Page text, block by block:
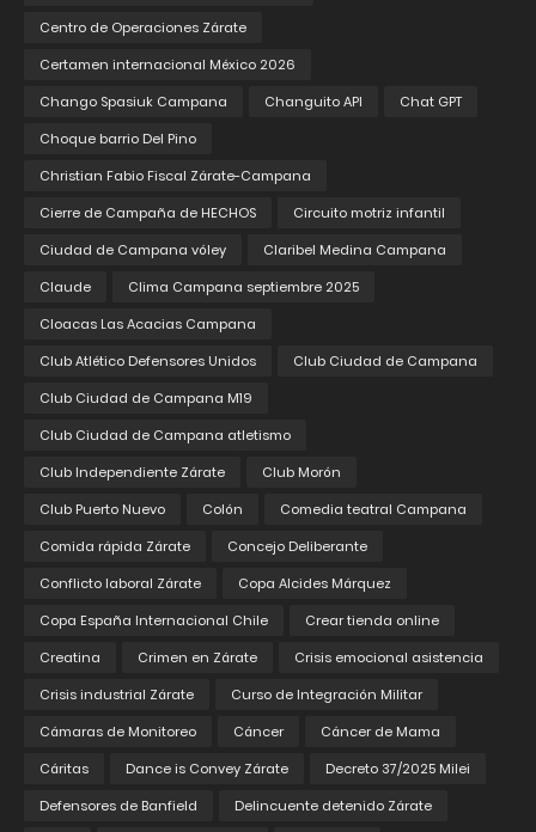
Centro de Operaciones Zárate
Certamen internacional México 2026
Chango Spasiuk Campana
Changuito API
Chat GPT
Choque barrio Del Pino
Christian Fabio Fiscal Zárate-Campana
Cierre de Campaña de HECHOS
Circuito motriz infantil
Ciudad de Campana vóley
Claribel Medina Campana
Claude
Clima Campana septiembre 2025
Cloacas Las Acacias Campana
Club Atlético Defensores Unidos
Club Ciudad de Campana
Club Ciudad de Campana M19
Club Ciudad de Campana atletismo
Club Independiente Zárate
Club Morón
Club Puerto Nuevo
Colón
Comedia teatral Campana
Comida rápida Zárate
Concejo Deliberante
Conflicto laboral Zárate
Copa Alcides Márquez
Copa España Internacional Chile
Crear tienda online
Creatina
Crimen en Zárate
Crisis emocional asistencia
Crisis industrial Zárate
Curso de Integración Militar
Cámaras de Monitoreo
Cáncer
Cáncer de Mama
Cáritas
Dance is Convey Zárate
Decreto 37/2025 Milei
Defensores de Banfield
Delincuente detenido Zárate